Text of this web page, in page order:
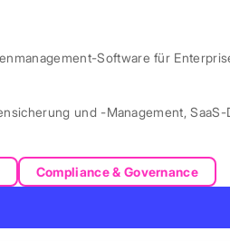
Software für
und -Management,SaaS-
Compliance & Governance